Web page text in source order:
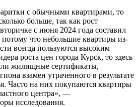
с обычными квартирами, то
больше, так как рост
с июня 2024 года составил
что небольшие квартиры из-
всегда пользуются высоким
роста цен города Курск, то здесь
жилищные сертификаты,
взамен утраченного в результате
Часто на них покупаются квартиры
центра», —
исследования.